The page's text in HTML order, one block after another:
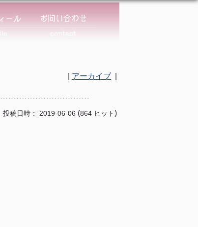
アーカイブ
投稿日時： 2019-06-06 (864 ヒット)